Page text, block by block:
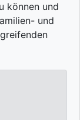
können und
und